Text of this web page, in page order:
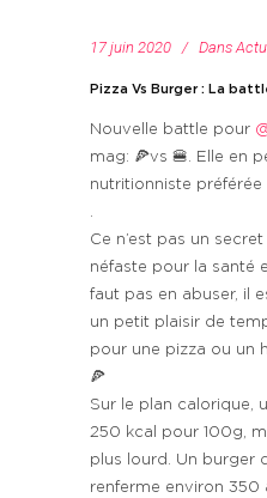
17 juin 2020 Dans
Pizza Vs Burger : La
Nouvelle battle pour
mag: 🍕vs 🍔. Elle en
nutritionniste préférée
.
Ce n’est pas un
néfaste pour la santé
faut pas en abuser, il
un petit plaisir de
pour une pizza ou un
🍕
Sur le plan calorique,
250 kcal pour 100g,
plus lourd. Un burger
renferme environ 350